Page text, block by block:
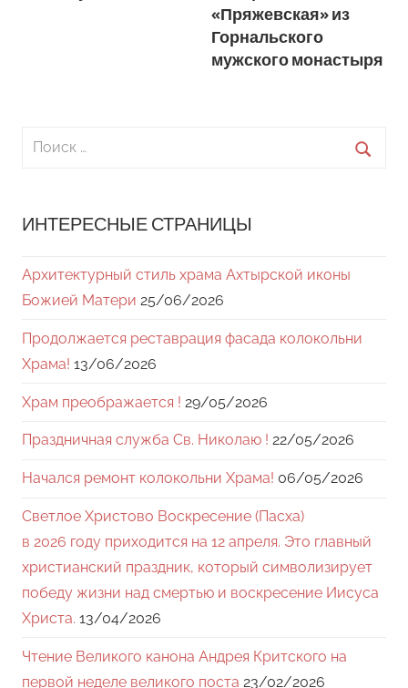
«Пряжевская» из
Горнальского
мужского монастыря
Поиск
ИНТЕРЕСНЫЕ СТРАНИЦЫ
Архитектурный стиль храма Ахтырской иконы
Божией Матери 25/06/2026
Продолжается реставрация фасада колокольни
Храма! 13/06/2026
Храм преображается ! 29/05/2026
Праздничная служба Св. Николаю ! 22/05/2026
Начался ремонт колокольни Храма! 06/05/2026
Светлое Христово Воскресение (Пасха)
в 2026 году приходится на 12 апреля. Это главный
христианский праздник, который символизирует
победу жизни над смертью и воскресение Иисуса
Христа. 13/04/2026
Чтение Великого канона Андрея Критского на
первой неделе великого поста 23/02/2026